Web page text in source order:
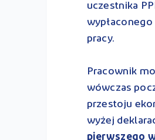
uczestnika
pracy.
Pracownik
wówczas
przestoju
wyżej
pierwszego